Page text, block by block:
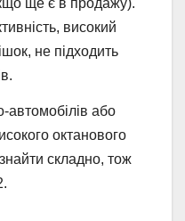
високий
не підходить
автомобілів або
октанового
складно, тож